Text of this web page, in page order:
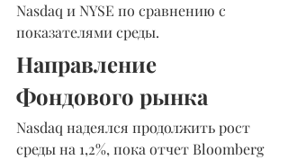
Nasdaq и NYSE по сравнению с
показателями среды.
Направление
Фондового рынка
Nasdaq надеялся продолжить рост
среды на 1,2%, пока отчет Bloomberg